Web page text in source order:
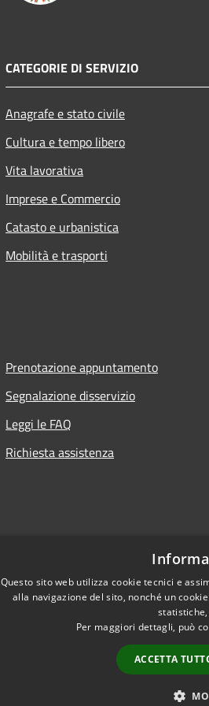
CATEGORIE DI SERVIZIO
Anagrafe e stato civile
Cultura e tempo libero
Vita lavorativa
Imprese e Commercio
Catasto e urbanistica
Mobilità e trasporti
Prenotazione appuntamento
Segnalazione disservizio
Leggi le FAQ
Richiesta assistenza
Questo sito web utilizza cookie tecnici e
alla navigazione del sito, nonché un
Per maggiori dettagli, può
ACCETTA